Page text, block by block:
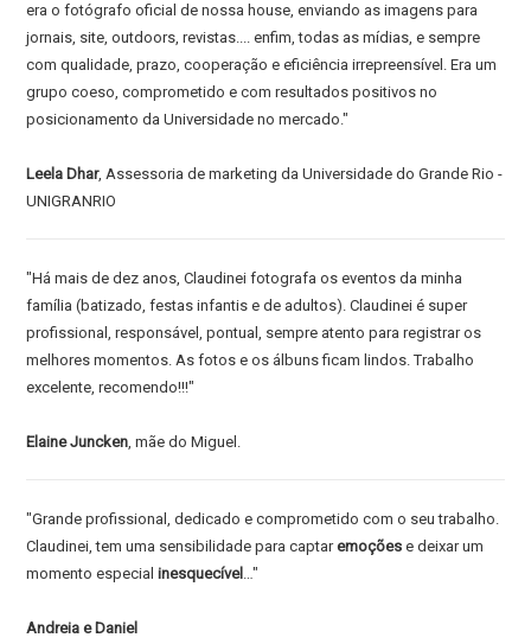
era o fotógrafo oficial de nossa house, enviando as imagens para
jornais, site, outdoors, revistas.... enfim, todas as mídias, e sempre
com qualidade, prazo, cooperação e eficiência irrepreensível. Era um
grupo coeso, comprometido e com resultados positivos no
posicionamento da Universidade no mercado."
Leela Dhar, Assessoria de marketing da Universidade do Grande Rio -
UNIGRANRIO
"Há mais de dez anos, Claudinei fotografa os eventos da minha
família (batizado, festas infantis e de adultos). Claudinei é super
profissional, responsável, pontual, sempre atento para registrar os
melhores momentos. As fotos e os álbuns ficam lindos. Trabalho
excelente, recomendo!!!"
Elaine Juncken, mãe do Miguel.
"Grande profissional, dedicado e comprometido com o seu trabalho.
Claudinei, tem uma sensibilidade para captaremoções e deixar um
momento especialinesquecível …"
Andreia e Daniel